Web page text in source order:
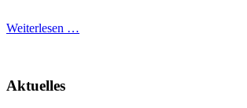
Weiterlesen …
Aktuelles